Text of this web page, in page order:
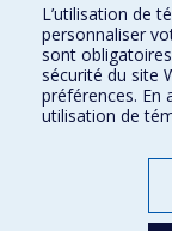
Plan du site
Signaler une erreur
Accessibilité
FACULTÉ DES ARTS
Nos départements et
L’utilisation de
personnaliser
sont
sécurité du site
préférences. En
utilisation de